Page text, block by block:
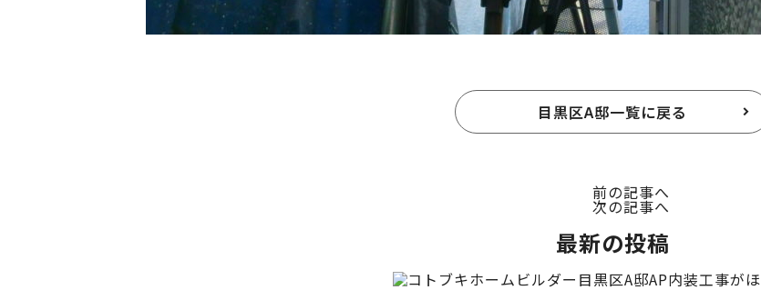
目黒区A邸一覧に戻る
前の記事へ
次の記事へ
最新の投稿